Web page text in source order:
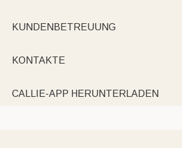
KUNDENBETREUUNG
KONTAKTE
CALLIE-APP HERUNTERLADEN